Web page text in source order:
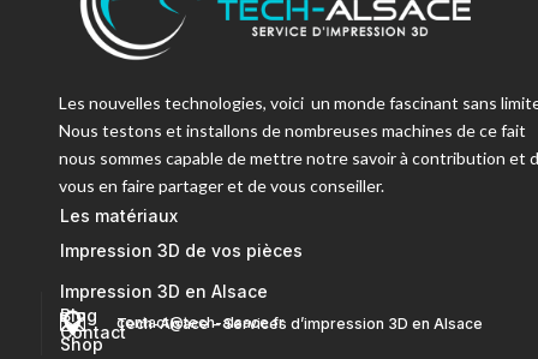
Les nouvelles technologies, voici un monde fascinant sans
Nous testons et installons de nombreuses machines de ce fait
nous sommes capable de mettre notre savoir à contribution et
vous en faire partager et de vous conseiller.
Les matériaux
Impression 3D de vos pièces
Impression 3D en Alsace
Contact
Blog
Shop
 contact@tech-alsace.fr
 Tech-Alsace – Services d’impression 3D en Alsace